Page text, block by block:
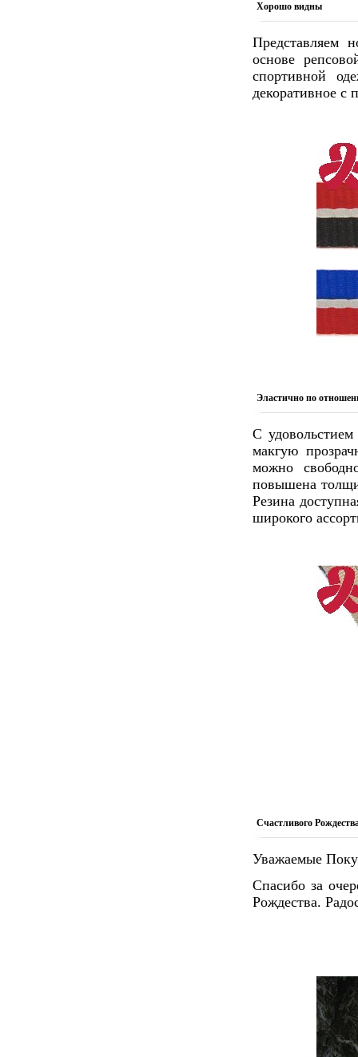
Хорошо видны
Представляем
основе
спортивной
декоративное с
Эластично по
С
макгую
можно
повышена
Резина
широкого
Счастливого
Уважаемые
Спасибо за
Рождества.